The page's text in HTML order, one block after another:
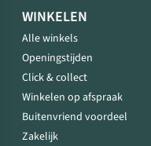
WINKELEN
Alle winkels
Openingstijden
Click & collect
Winkelen op afspraak
Buitenvriend voordeel
Zakelijk